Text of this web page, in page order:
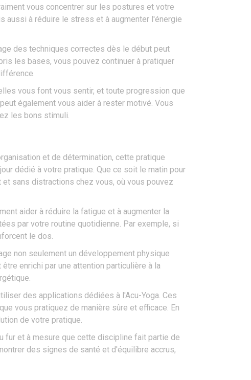
vous concentrer sur les postures et votre
aussi à réduire le stress et à augmenter l'énergie
des techniques correctes dès le début peut
les bases, vous pouvez continuer à pratiquer
vous font vous sentir, et toute progression que
également vous aider à rester motivé. Vous
les bons stimuli.
et de détermination, cette pratique
dédié à votre pratique. Que ce soit le matin pour
sans distractions chez vous, où vous pouvez
aider à réduire la fatigue et à augmenter la
par votre routine quotidienne. Par exemple, si
le dos.
non seulement un développement physique
enrichi par une attention particulière à la
des applications dédiées à l'Acu-Yoga. Ces
vous pratiquez de manière sûre et efficace. En
de votre pratique.
fur et à mesure que cette discipline fait partie de
des signes de santé et d'équilibre accrus,